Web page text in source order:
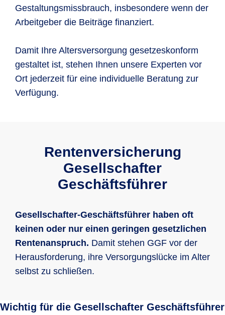
Gestaltungsmissbrauch, insbesondere wenn der
Arbeitgeber die Beiträge finanziert.
Damit Ihre Altersversorgung gesetzeskonform
gestaltet ist, stehen Ihnen unsere Experten vor
Ort jederzeit für eine individuelle Beratung zur
Verfügung.
Rentenversicherung
Gesellschafter
Geschäftsführer
Gesellschafter-Geschäftsführer haben oft
keinen oder nur einen geringen gesetzlichen
Rentenanspruch. Damit stehen GGF vor der
Herausforderung, ihre Versorgungslücke im Alter
selbst zu schließen.
Wichtig für die Gesellschafter Geschäftsführer